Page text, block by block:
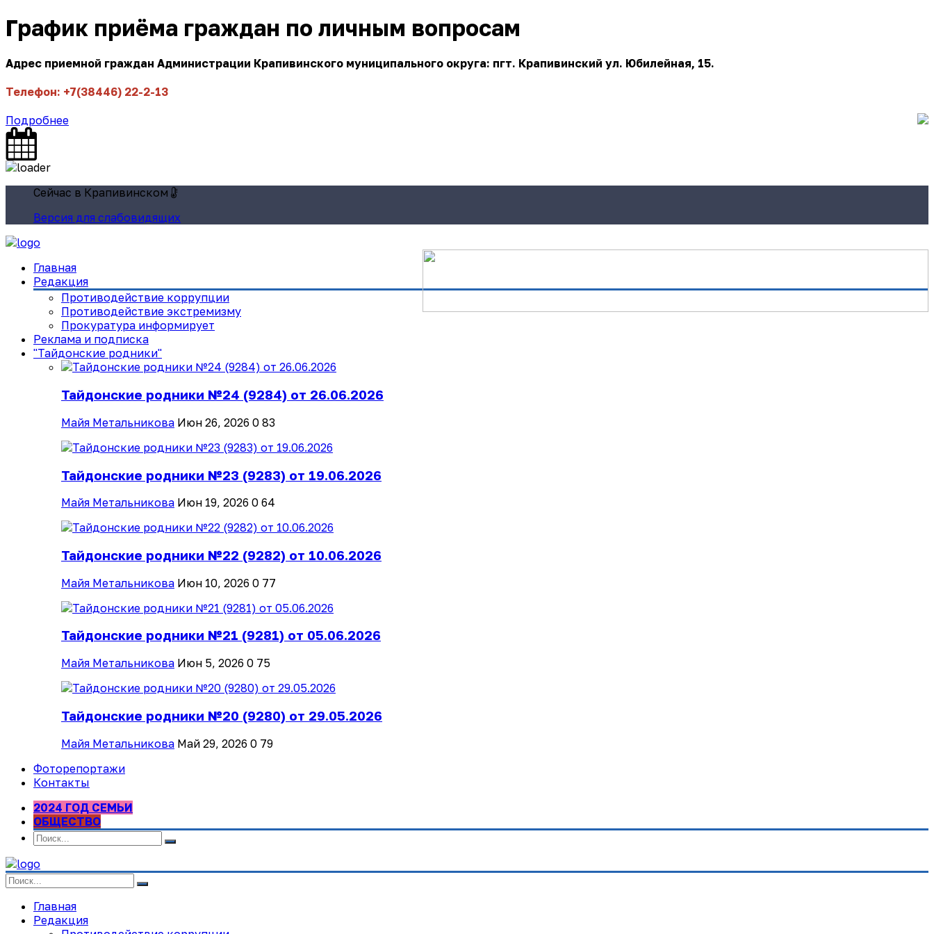
График приёма граждан по личным вопросам
Адрес приемной граждан Администрации Крапивинского муниципального округа: пгт. Крапивинский ул. Юбилейная, 15.
Телефон: +7(38446) 22-2-13
Подробнее
Сейчас в Крапивинском
Версия для слабовидящих
Главная
Редакция
Противодействие коррупции
Противодействие экстремизму
Прокуратура информирует
Реклама и подписка
"Тайдонские родники"
Тайдонские родники №24 (9284) от 26.06.2026
Майя Метальникова Июн 26, 2026 0 83
Тайдонские родники №23 (9283) от 19.06.2026
Майя Метальникова Июн 19, 2026 0 64
Тайдонские родники №22 (9282) от 10.06.2026
Майя Метальникова Июн 10, 2026 0 77
Тайдонские родники №21 (9281) от 05.06.2026
Майя Метальникова Июн 5, 2026 0 75
Тайдонские родники №20 (9280) от 29.05.2026
Майя Метальникова Май 29, 2026 0 79
Фоторепортажи
Контакты
2024 ГОД СЕМЬИ
ОБЩЕСТВО
Главная
Редакция